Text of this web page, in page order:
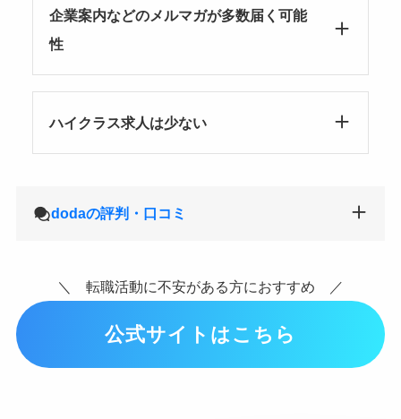
企業案内などのメルマガが多数届く可能
性
ハイクラス求人は少ない
dodaの評判・口コミ
＼ 転職活動に不安がある方におすすめ ／
公式サイトはこちら